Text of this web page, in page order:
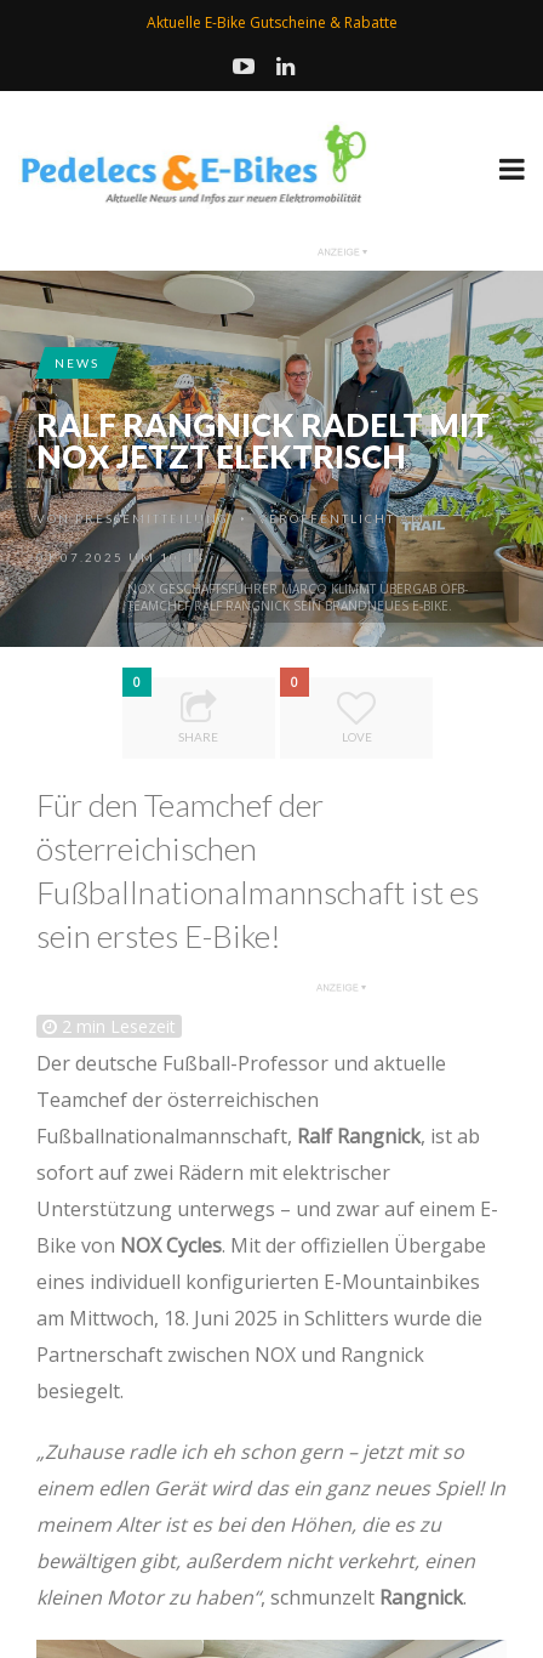
Aktuelle E-Bike Gutscheine & Rabatte
NOX GESCHÄFTSFÜHRER MARCO KLIMMT ÜBERGAB ÖFB-
TEAMCHEF RALF RANGNICK SEIN BRANDNEUES E-BIKE.
NEWS
RALF RANGNICK RADELT MIT
NOX JETZT ELEKTRISCH
VONPRESSEMITTEILUNG •VERÖFFENTLICHT AM
01.07.2025 UM 10:14
0
SHARE
0
LOVE
Für den Teamchef der
österreichischen
Fußballnationalmannschaft ist es
sein erstes E-Bike!
2 min Lesezeit
Der deutsche Fußball-Professor und aktuelle
Teamchef der österreichischen
Fußballnationalmannschaft, Ralf Rangnick, ist ab
sofort auf zwei Rädern mit elektrischer
Unterstützung unterwegs – und zwar auf einem E-
Bike von NOX Cycles. Mit der offiziellen Übergabe
eines individuell konfigurierten E-Mountainbikes
am Mittwoch, 18. Juni 2025 in Schlitters wurde die
Partnerschaft zwischen NOX und Rangnick
besiegelt.
„Zuhause radle ich eh schon gern – jetzt mit so
einem edlen Gerät wird das ein ganz neues Spiel! In
meinem Alter ist es bei den Höhen, die es zu
bewältigen gibt, außerdem nicht verkehrt, einen
kleinen Motor zu haben“, schmunzelt Rangnick.